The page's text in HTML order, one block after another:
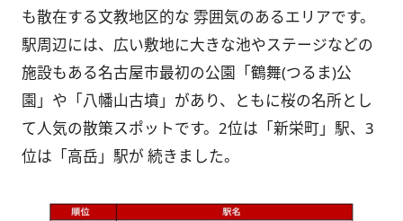
も散在する文教地区的な 雰囲気のあるエリアです。
駅周辺には、広い敷地に大きな池やステージなどの
施設もある名古屋市最初の公園「鶴舞(つるま)公
園」や「八幡山古墳」があり、ともに桜の名所とし
て人気の散策スポットです。2位は「新栄町」駅、3
位は「高岳」駅が 続きました。